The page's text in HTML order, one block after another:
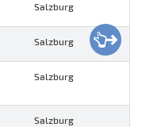
Salzburg
Salzburg
Salzburg
Salzburg